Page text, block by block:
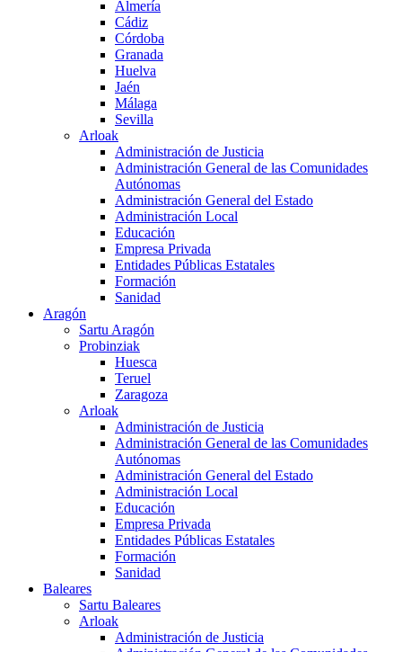
Almería
Cádiz
Córdoba
Granada
Huelva
Jaén
Málaga
Sevilla
Arloak
Administración de Justicia
Administración General de las Comunidades
Autónomas
Administración General del Estado
Administración Local
Educación
Empresa Privada
Entidades Públicas Estatales
Formación
Sanidad
Aragón
Sartu Aragón
Probinziak
Huesca
Teruel
Zaragoza
Arloak
Administración de Justicia
Administración General de las Comunidades
Autónomas
Administración General del Estado
Administración Local
Educación
Empresa Privada
Entidades Públicas Estatales
Formación
Sanidad
Baleares
Sartu Baleares
Arloak
Administración de Justicia